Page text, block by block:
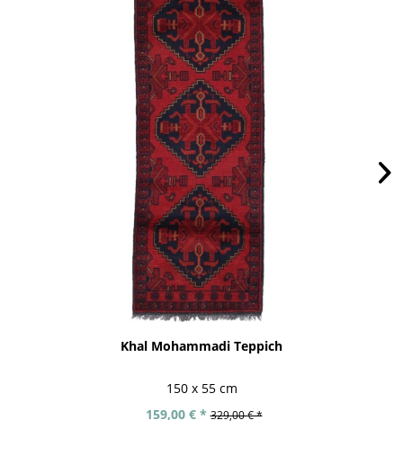
Khal Mohammadi Teppich
150 x 55 cm
159,00 € * 329,00 € *